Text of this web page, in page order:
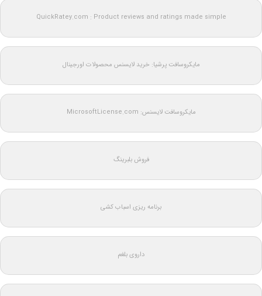
QuickRatey.com : Product reviews and ratings made simple
مایکروسافت پرشیا: خرید لایسنس محصولات اورجینال
مایکروسافت لایسنس: MicrosoftLicense.com
فروش بلبرینگ
برنامه ریزی اسباب کشی
داروی بلغم